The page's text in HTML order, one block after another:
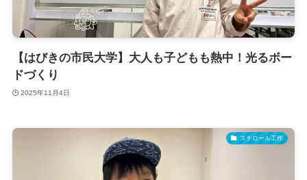
【はびきの市民大学】大人も子どもも熱中！光るボー
ドづくり
2025年11月4日
スチロール工作